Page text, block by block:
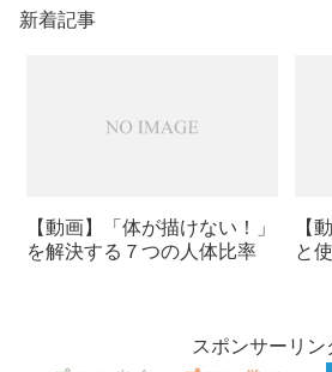
新着記事
【動画】「体が描けない！」
を解決する７つの人体比率
【
と
スポンサーリン